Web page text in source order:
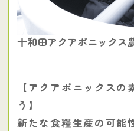
十和田アクアポニックス
【アクアポニックス
う】
新たな食糧生産の可能